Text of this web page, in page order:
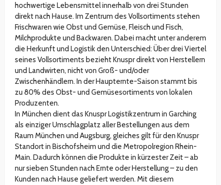
hochwertige Lebensmittel innerhalb von drei Stunden
direkt nach Hause. Im Zentrum des Vollsortiments stehen
Frischwaren wie Obst und Gemüse, Fleisch und Fisch,
Milchprodukte und Backwaren. Dabei macht unter anderem
die Herkunft und Logistik den Unterschied: Über drei Viertel
seines Vollsortiments bezieht Knuspr direkt von Herstellern
und Landwirten, nicht von Groß- und/oder
Zwischenhändlern. In der Haupternte-Saison stammt bis
zu 80% des Obst- und Gemüsesortiments von lokalen
Produzenten.
In München dient das Knuspr Logistikzentrum in Garching
als einziger Umschlagplatz aller Bestellungen aus dem
Raum München und Augsburg, gleiches gilt für den Knuspr
Standort in Bischofsheim und die Metropolregion Rhein-
Main. Dadurch können die Produkte in kürzester Zeit – ab
nur sieben Stunden nach Ernte oder Herstellung – zu den
Kunden nach Hause geliefert werden. Mit diesem